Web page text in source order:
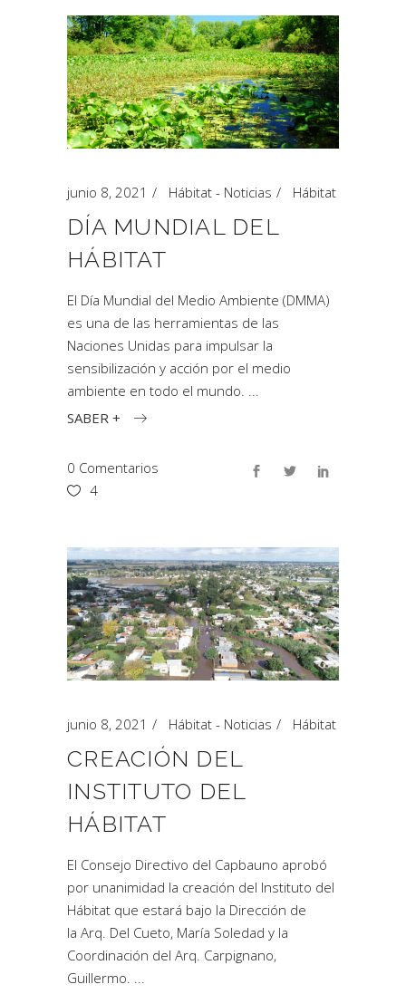
junio 8, 2021 Hábitat - Noticias Hábitat
DÍA MUNDIAL DEL
HÁBITAT
El Día Mundial del Medio Ambiente (DMMA)
es una de las herramientas de las
Naciones Unidas para impulsar la
sensibilización y acción por el medio
ambiente en todo el mundo.
SABER +
0 Comentarios
4
junio 8, 2021 Hábitat - Noticias Hábitat
CREACIÓN DEL
INSTITUTO DEL
HÁBITAT
El Consejo Directivo del Capbauno aprobó
por unanimidad la creación del Instituto del
Hábitat que estará bajo la Dirección de
la Arq. Del Cueto, María Soledad y la
Coordinación del Arq. Carpignano,
Guillermo.